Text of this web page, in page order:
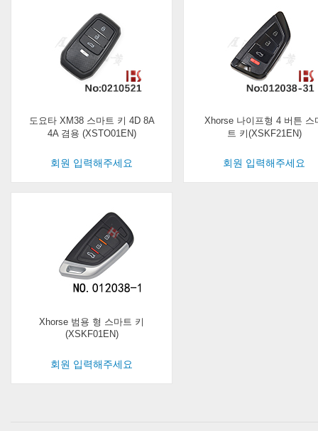
도요타 XM38 스마트 키 4D 8A
4A 겸용 (XSTO01EN)
회원 입력해주세요
Xhorse 나이프형 4 버튼 스
트 키(XSKF21EN)
회원 입력해주세요
Xhorse 범용 형 스마트 키
(XSKF01EN)
회원 입력해주세요